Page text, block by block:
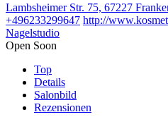
Lambsheimer Str. 75, 67227
+496233299647 http://
Nagelstudio
Open Soon
Top
Details
Salonbild
Rezensionen